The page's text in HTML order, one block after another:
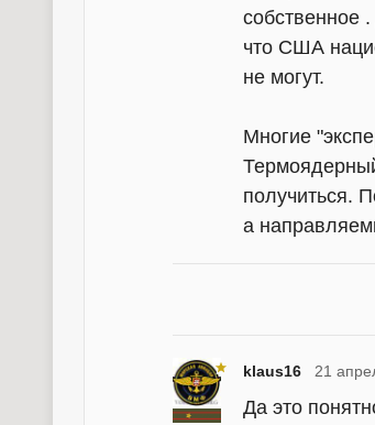
собственное
что США
не могут.
Многие
получиться.
а
klaus16 21
Да это